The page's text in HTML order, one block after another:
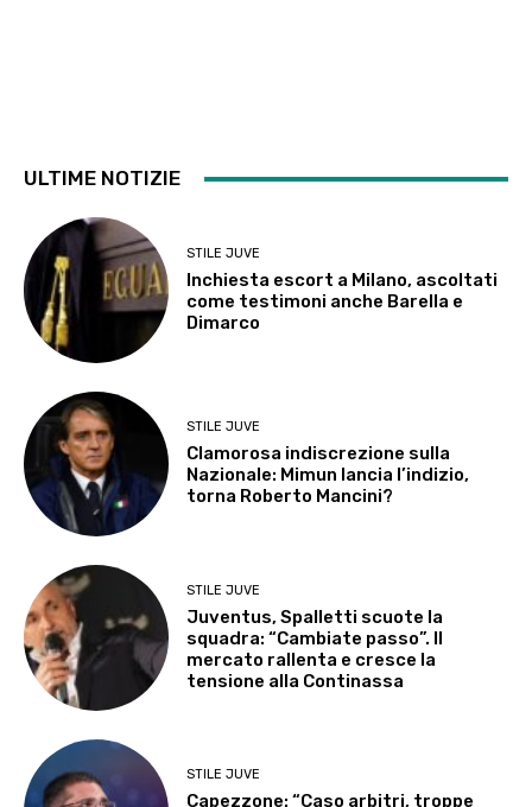
ULTIME NOTIZIE
STILE JUVE
Inchiesta escort a Milano, ascoltati
come testimoni anche Barella e
Dimarco
STILE JUVE
Clamorosa indiscrezione sulla
Nazionale: Mimun lancia l’indizio,
torna Roberto Mancini?
STILE JUVE
Juventus, Spalletti scuote la
squadra: “Cambiate passo”. Il
mercato rallenta e cresce la
tensione alla Continassa
STILE JUVE
Capezzone: “Caso arbitri, troppe